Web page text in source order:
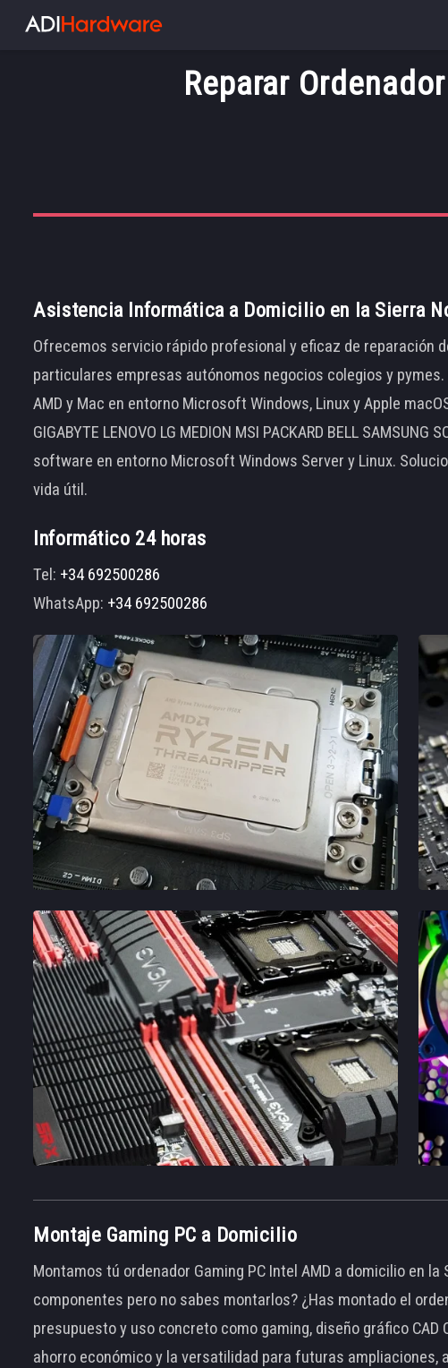
Reparar
Asistencia Informática a Domicilio en la Sierra
Ofrecemos servicio rápido profesional y eficaz de reparación
particulares empresas autónomos negocios colegios y
AMD y Mac en entorno Microsoft Windows, Linux y Apple
GIGABYTE LENOVO LG MEDION MSI PACKARD BELL
software en entorno Microsoft Windows Server y Linux.
vida útil.
Informático 24 horas
Tel: +34 692500286
WhatsApp: +34 692500286
Montaje Gaming PC a Domicilio
Montamos tú ordenador Gaming PC Intel AMD a domicilio en
componentes pero no sabes montarlos? ¿Has montado el
presupuesto y uso concreto como gaming, diseño gráfico
ahorro económico y la versatilidad para futuras ampliaciones,